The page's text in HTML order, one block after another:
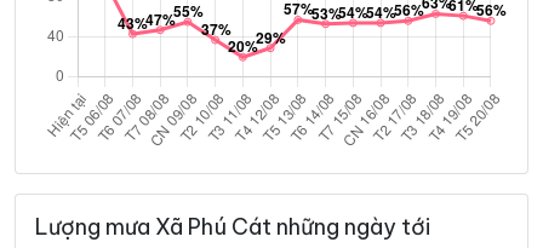
Lượng mưa Xã Phú Cát những ngày tới